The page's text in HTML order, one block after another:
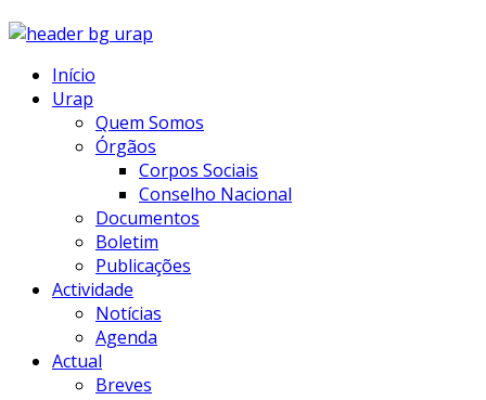
Início
Urap
Quem Somos
Órgãos
Corpos Sociais
Conselho Nacional
Documentos
Boletim
Publicações
Actividade
Notícias
Agenda
Actual
Breves